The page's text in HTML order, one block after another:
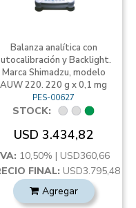
Balanza analítica con
y Backlight.
Marca Shimadzu, modelo
AUW 220. 220 g x 0,1 mg
PES-00627
STOCK:
USD 3.434,82
10,50% | USD360,66
FINAL: USD3.795,48
Agregar